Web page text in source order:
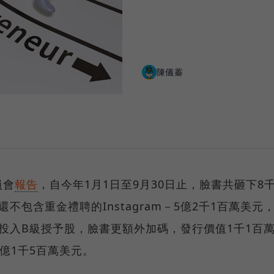
陳儀蓁
報告 ，自今年1月1日至9月30日止，臉書共砸下8千
不包含重金禮聘的Instagram－5億2千1百萬美元，
入B級授予股，臉書更額外加碼，發行價值1千1百萬
千5百萬美元。